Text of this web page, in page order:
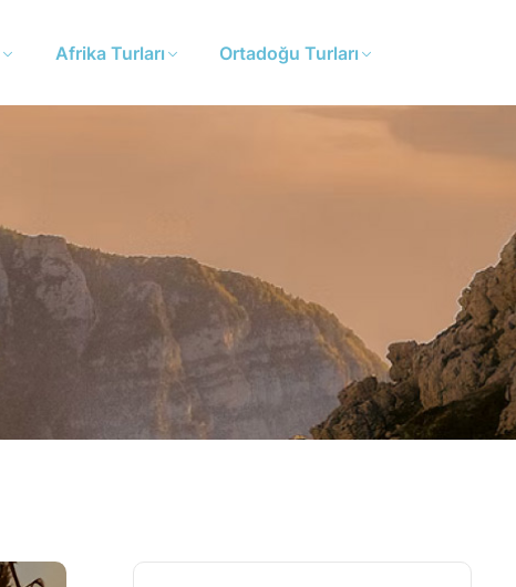
Afrika Turları Ortadoğu Turları